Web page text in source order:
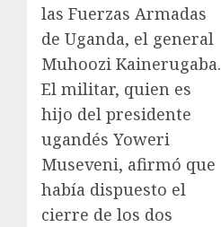
las Fuerzas Armadas
de Uganda, el general
Muhoozi Kainerugaba.
El militar, quien es
hijo del presidente
ugandés Yoweri
Museveni, afirmó que
había dispuesto el
cierre de los dos